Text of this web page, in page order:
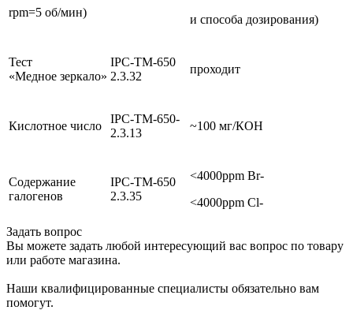
rpm=5 об/мин)
и способа дозирования)
Тест
«Медное зеркало»
IPC-TM-650
2.3.32
проходит
Кислотное число
IPC-TM-650-
2.3.13
~100 мг/КОН
Содержание
галогенов
IPC-TM-650
2.3.35
<4000ppm Br-
<4000ppm Cl-
Задать вопрос
Вы можете задать любой интересующий вас вопрос по товару
или работе магазина.
Наши квалифицированные специалисты обязательно вам
помогут.